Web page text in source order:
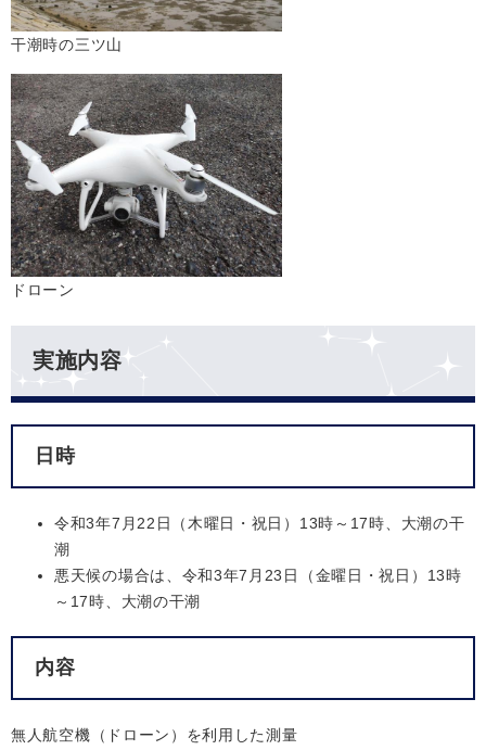
干潮時の三ツ山
ドローン
実施内容
日時
令和3年7月22日（木曜日・祝日）13時～17時、大潮の干
潮
悪天候の場合は、令和3年7月23日（金曜日・祝日）13時
～17時、大潮の干潮
内容
無人航空機（ドローン）を利用した測量